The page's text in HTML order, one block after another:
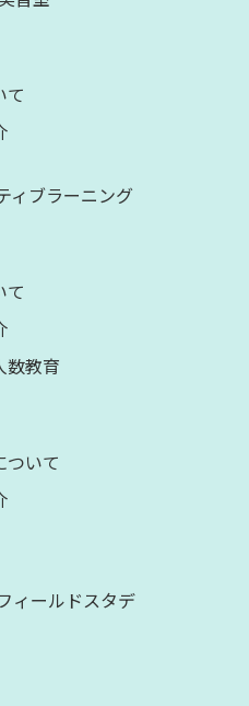
て
ィブラーニング
て
数教育
ついて
ィールドスタデ